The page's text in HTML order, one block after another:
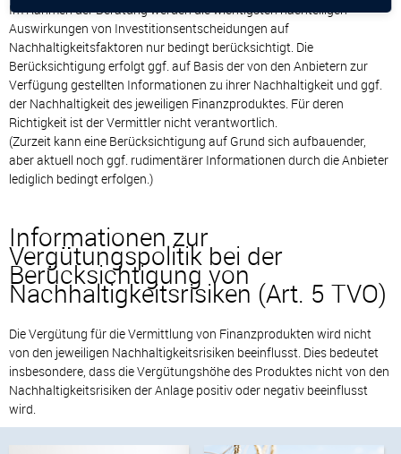
Im Rahmen der Beratung werden die wichtigsten nachteiligen
Auswirkungen von Investitionsentscheidungen auf
Nachhaltigkeitsfaktoren nur bedingt berücksichtigt. Die
Berücksichtigung erfolgt ggf. auf Basis der von den Anbietern zur
Verfügung gestellten Informationen zu ihrer Nachhaltigkeit und ggf.
der Nachhaltigkeit des jeweiligen Finanzproduktes. Für deren
Richtigkeit ist der Vermittler nicht verantwortlich.
(Zurzeit kann eine Berücksichtigung auf Grund sich aufbauender,
aber aktuell noch ggf. rudimentärer Informationen durch die Anbieter
lediglich bedingt erfolgen.)
Informationen zur
Vergütungspolitik bei der
Berücksichtigung von
Nachhaltigkeitsrisiken (Art. 5 TVO)
Die Vergütung für die Vermittlung von Finanzprodukten wird nicht
von den jeweiligen Nachhaltigkeitsrisiken beeinflusst. Dies bedeutet
insbesondere, dass die Vergütungshöhe des Produktes nicht von den
Nachhaltigkeitsrisiken der Anlage positiv oder negativ beeinflusst
wird.